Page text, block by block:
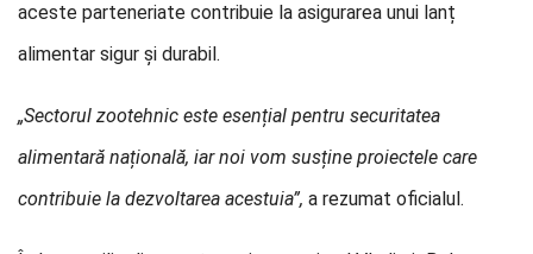
aceste parteneriate contribuie la asigurarea unui lanț
alimentar sigur și durabil.
„Sectorul zootehnic este esențial pentru securitatea
alimentară națională, iar noi vom susține proiectele care
contribuie la dezvoltarea acestuia”, a rezumat oficialul.